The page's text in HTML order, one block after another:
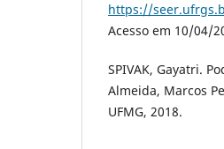
https://
Acesso em 10/04/
SPIVAK, Gayatri.
Almeida, Marcos
UFMG, 2018.